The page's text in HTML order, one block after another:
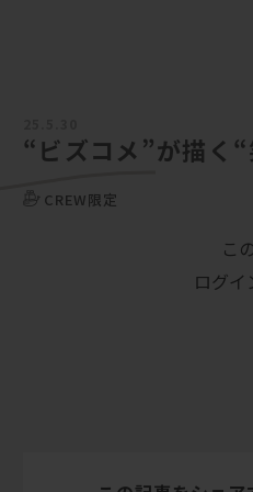
“ビズコメ”が描く
CREW限定
こ
ログイ